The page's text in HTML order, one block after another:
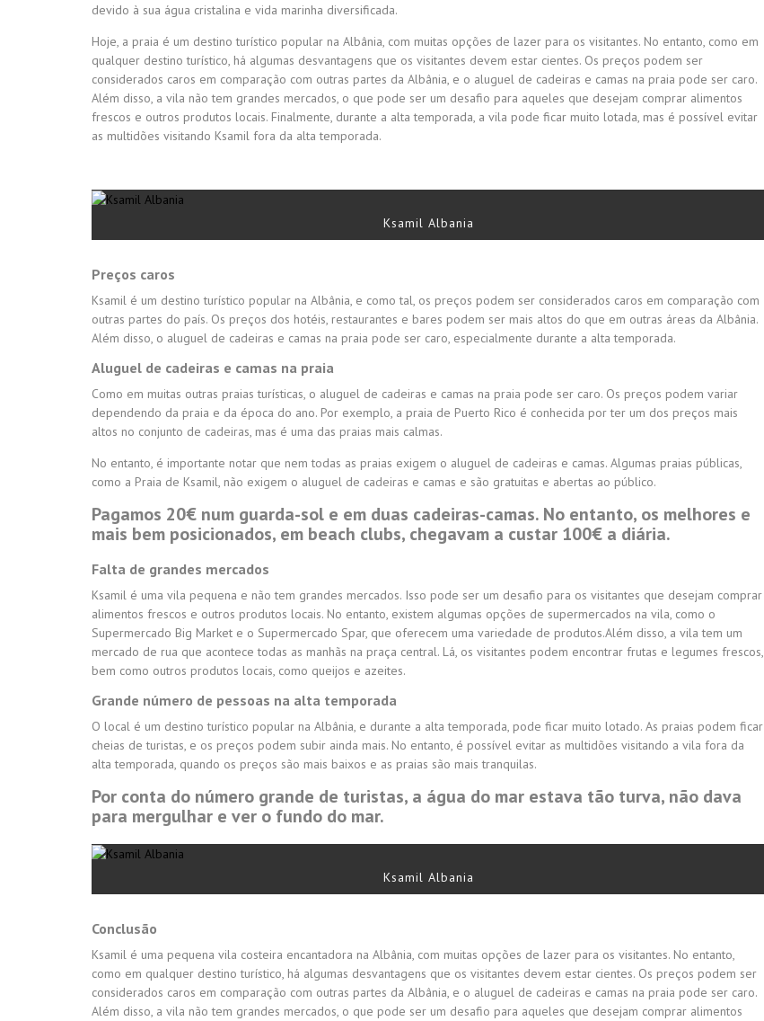
devido à sua água cristalina e vida marinha diversificada.
Hoje, a praia é um destino turístico popular na Albânia, com muitas opções de lazer para os visitantes. No entanto, como em
qualquer destino turístico, há algumas desvantagens que os visitantes devem estar cientes. Os preços podem ser
considerados caros em comparação com outras partes da Albânia, e o aluguel de cadeiras e camas na praia pode ser caro.
Além disso, a vila não tem grandes mercados, o que pode ser um desafio para aqueles que desejam comprar alimentos
frescos e outros produtos locais. Finalmente, durante a alta temporada, a vila pode ficar muito lotada, mas é possível evitar
as multidões visitando Ksamil fora da alta temporada.
Ksamil Albania
Preços caros
Ksamil é um destino turístico popular na Albânia, e como tal, os preços podem ser considerados caros em comparação com
outras partes do país. Os preços dos hotéis, restaurantes e bares podem ser mais altos do que em outras áreas da Albânia.
Além disso, o aluguel de cadeiras e camas na praia pode ser caro, especialmente durante a alta temporada.
Aluguel de cadeiras e camas na praia
Como em muitas outras praias turísticas, o aluguel de cadeiras e camas na praia pode ser caro. Os preços podem variar
dependendo da praia e da época do ano. Por exemplo, a praia de Puerto Rico é conhecida por ter um dos preços mais
altos no conjunto de cadeiras, mas é uma das praias mais calmas.
No entanto, é importante notar que nem todas as praias exigem o aluguel de cadeiras e camas. Algumas praias públicas,
como a Praia de Ksamil, não exigem o aluguel de cadeiras e camas e são gratuitas e abertas ao público.
Pagamos 20€ num guarda-sol e em duas cadeiras-camas. No entanto, os melhores e
mais bem posicionados, em beach clubs, chegavam a custar 100€ a diária.
Falta de grandes mercados
Ksamil é uma vila pequena e não tem grandes mercados. Isso pode ser um desafio para os visitantes que desejam comprar
alimentos frescos e outros produtos locais. No entanto, existem algumas opções de supermercados na vila, como o
Supermercado Big Market e o Supermercado Spar, que oferecem uma variedade de produtos.Além disso, a vila tem um
mercado de rua que acontece todas as manhãs na praça central. Lá, os visitantes podem encontrar frutas e legumes frescos,
bem como outros produtos locais, como queijos e azeites.
Grande número de pessoas na alta temporada
O local é um destino turístico popular na Albânia, e durante a alta temporada, pode ficar muito lotado. As praias podem ficar
cheias de turistas, e os preços podem subir ainda mais. No entanto, é possível evitar as multidões visitando a vila fora da
alta temporada, quando os preços são mais baixos e as praias são mais tranquilas.
Por conta do número grande de turistas, a água do mar estava tão turva, não dava
para mergulhar e ver o fundo do mar.
Ksamil Albania
Conclusão
Ksamil é uma pequena vila costeira encantadora na Albânia, com muitas opções de lazer para os visitantes. No entanto,
como em qualquer destino turístico, há algumas desvantagens que os visitantes devem estar cientes. Os preços podem ser
considerados caros em comparação com outras partes da Albânia, e o aluguel de cadeiras e camas na praia pode ser caro.
Além disso, a vila não tem grandes mercados, o que pode ser um desafio para aqueles que desejam comprar alimentos